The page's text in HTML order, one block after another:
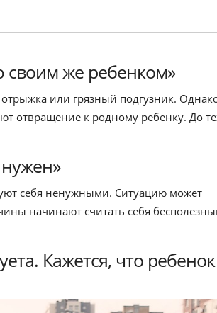
своим же ребенком»
или грязный подгузник.
отвращение к родному ребенку. До
себя ненужными. Ситуацию может
начинают считать себя
Кажется, что ребенок